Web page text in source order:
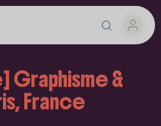
Graphisme &
France